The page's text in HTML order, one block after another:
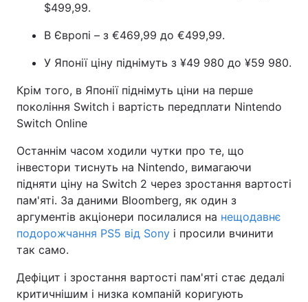
$499,99.
В Європі – з €469,99 до €499,99.
У Японії ціну піднімуть з ¥49 980 до ¥59 980.
Крім того, в Японії піднімуть ціни на перше
покоління Switch і вартість передплати Nintendo
Switch Online
Останнім часом ходили чутки про те, що
інвестори тиснуть на Nintendo, вимагаючи
підняти ціну на Switch 2 через зростання вартості
пам'яті. За даними Bloomberg, як один з
аргументів акціонери посилалися на нещодавнє
подорожчання PS5 від Sony і просили вчинити
так само.
Дефіцит і зростання вартості пам'яті стає дедалі
критичнішим і низка компаній коригують